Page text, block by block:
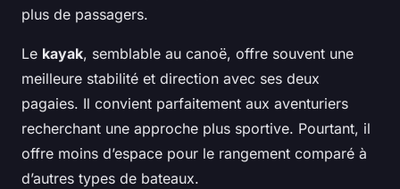
plus de passagers.
Le kayak, semblable au canoë, offre souvent une
meilleure stabilité et direction avec ses deux
pagaies. Il convient parfaitement aux aventuriers
recherchant une approche plus sportive. Pourtant, il
offre moins d’espace pour le rangement comparé à
d’autres types de bateaux.